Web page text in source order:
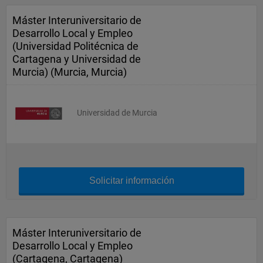
Máster Interuniversitario de
Desarrollo Local y Empleo
(Universidad Politécnica de
Cartagena y Universidad de
Murcia) (Murcia, Murcia)
Universidad de Murcia
Solicitar información
Máster Interuniversitario de
Desarrollo Local y Empleo
(Cartagena, Cartagena)